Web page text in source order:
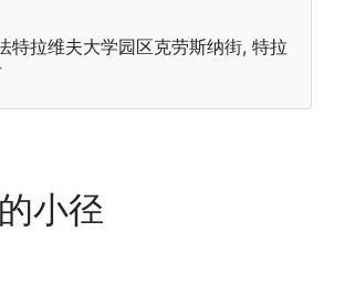
特拉维夫大学园区克劳斯纳街, 特拉
小径